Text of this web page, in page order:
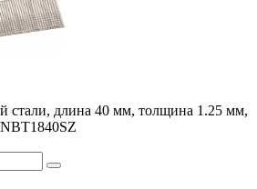
стали, длина 40 мм, толщина 1.25 мм,